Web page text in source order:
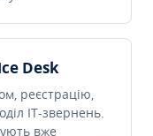
Desk
реєстрацію,
IT-звернень.
вже